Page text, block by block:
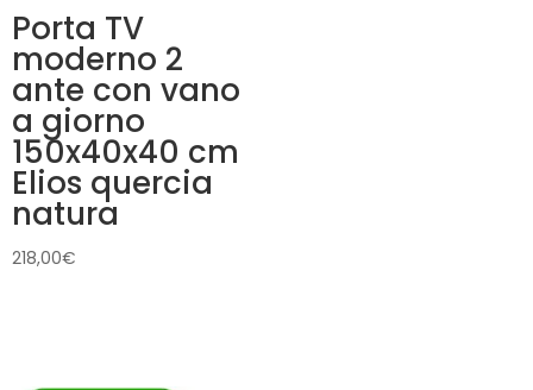
Porta TV
moderno 2
ante con vano
a giorno
150x40x40 cm
Elios quercia
natura
218,00€